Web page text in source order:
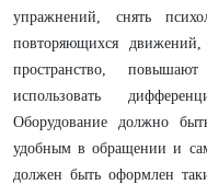
упражнений, снять
повторяющихся движений,
пространство,
использовать
Оборудование должно
удобным в обращении и
должен быть оформлен